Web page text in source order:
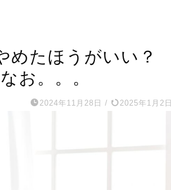
めたほうがいい？
お。。。
2024年11月28日 / 2025年1月2日